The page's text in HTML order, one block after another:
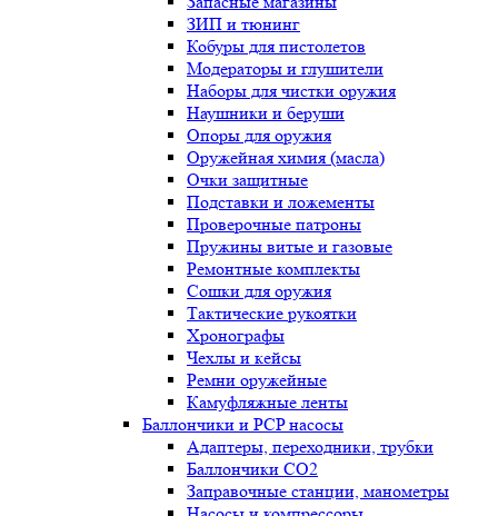
ЗИП и тюнинг
Кобуры для пистолетов
Модераторы и глушители
Наборы для чистки оружия
Наушники и беруши
Опоры для оружия
Оружейная химия (масла)
Очки защитные
Подставки и ложементы
Проверочные патроны
Пружины витые и газовые
Ремонтные комплекты
Сошки для оружия
Тактические рукоятки
Хронографы
Чехлы и кейсы
Ремни оружейные
Камуфляжные ленты
Баллончики и PCP насосы
Адаптеры, переходники, трубки
Баллончики CO2
Заправочные станции, манометры